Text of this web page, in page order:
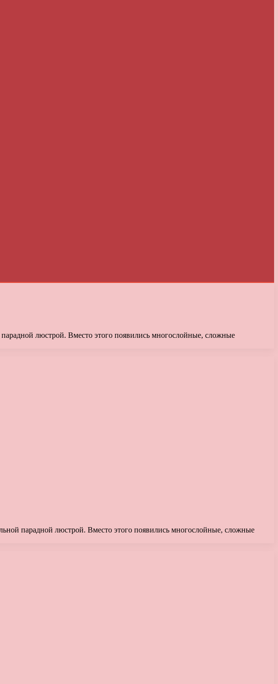
люстрой. Вместо этого появились многослойные, сложные
парадной люстрой. Вместо этого появились многослойные, сложные